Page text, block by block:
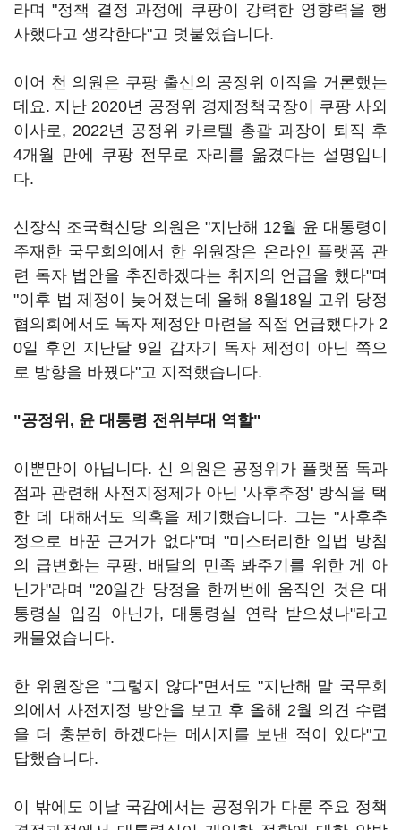
라며 "정책 결정 과정에 쿠팡이 강력한 영향력을 행
사했다고 생각한다"고 덧붙였습니다.
이어 천 의원은 쿠팡 출신의 공정위 이직을 거론했는
데요. 지난 2020년 공정위 경제정책국장이 쿠팡 사외
이사로, 2022년 공정위 카르텔 총괄 과장이 퇴직 후
4개월 만에 쿠팡 전무로 자리를 옮겼다는 설명입니
다.
신장식 조국혁신당 의원은 "지난해 12월 윤 대통령이
주재한 국무회의에서 한 위원장은 온라인 플랫폼 관
련 독자 법안을 추진하겠다는 취지의 언급을 했다"며
"이후 법 제정이 늦어졌는데 올해 8월18일 고위 당정
협의회에서도 독자 제정안 마련을 직접 언급했다가 2
0일 후인 지난달 9일 갑자기 독자 제정이 아닌 쪽으
로 방향을 바꿨다"고 지적했습니다.
"공정위, 윤 대통령 전위부대 역할"
이뿐만이 아닙니다. 신 의원은 공정위가 플랫폼 독과
점과 관련해 사전지정제가 아닌 '사후추정' 방식을 택
한 데 대해서도 의혹을 제기했습니다. 그는 "사후추
정으로 바꾼 근거가 없다"며 "미스터리한 입법 방침
의 급변화는 쿠팡, 배달의 민족 봐주기를 위한 게 아
닌가"라며 "20일간 당정을 한꺼번에 움직인 것은 대
통령실 입김 아닌가, 대통령실 연락 받으셨나"라고
캐물었습니다.
한 위원장은 "그렇지 않다"면서도 "지난해 말 국무회
의에서 사전지정 방안을 보고 후 올해 2월 의견 수렴
을 더 충분히 하겠다는 메시지를 보낸 적이 있다"고
답했습니다.
이 밖에도 이날 국감에서는 공정위가 다룬 주요 정책